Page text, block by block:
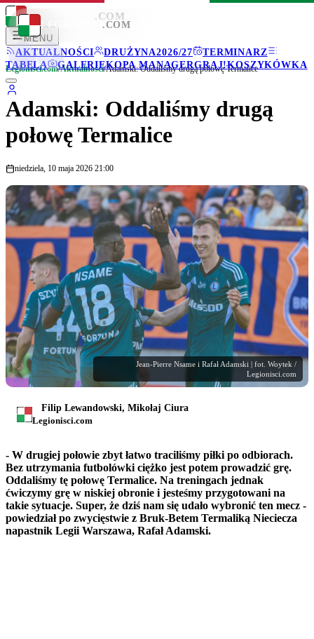
LEGIONISCI .COM
MENU
AKTUALNOŚCI
DRUŻYNA2026/27
TERMINARZ
TABELA
GALERIEKOPA MANAGERGRAJ!KOSZYKÓWKA
LEGIONISCI .COM
Legionisci.com/Aktualności/Adamski: Oddaliśmy drugą połowę Termalice
Adamski: Oddaliśmy drugą
połowę Termalice
niedziela, 10 maja 2026 21:00
Jean-Pierre Nsame i Rafał Adamski | fot. Woytek /
Legionisci.com
Filip Lewandowski, Mikołaj Ciura
Legionisci.com
- W drugiej połowie zbyt łatwo traciliśmy piłki po odbiorach.
Bez utrzymania futbolówki ciężko jest potem prowadzić grę.
Oddaliśmy tę połowę Termalice. Na treningach jednak
ćwiczymy grę w niskiej obronie i jesteśmy przygotowani na
takie sytuacje. Super, że dziś nam się udało wybronić ten mecz -
powiedział po zwycięstwie z Bruk-Betem Termaliką Nieciecza
napastnik Legii Warszawa, Rafał Adamski.